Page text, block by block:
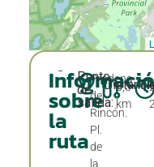
sobre
la
ruta
Punto
de
salida:
Prádena
del
Rincón.
Pl.
de
la
8,3
km